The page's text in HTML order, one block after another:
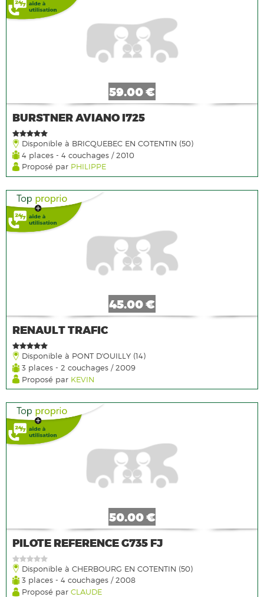
59.00 €
BURSTNER AVIANO I725
Disponible à BRICQUEBEC EN COTENTIN (50)
4 places - 4 couchages / 2010
Proposé par PHILIPPE
45.00 €
RENAULT TRAFIC
Disponible à PONT D'OUILLY (14)
3 places - 2 couchages / 2009
Proposé par KEVIN
50.00 €
PILOTE REFERENCE G735 FJ
Disponible à CHERBOURG EN COTENTIN (50)
3 places - 4 couchages / 2008
Proposé parCLAUDE